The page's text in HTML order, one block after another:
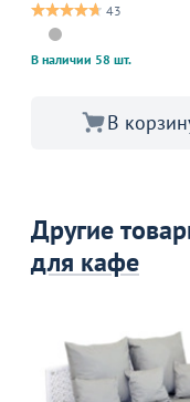
43
В наличии 58 шт.
В
Другие
для кафе